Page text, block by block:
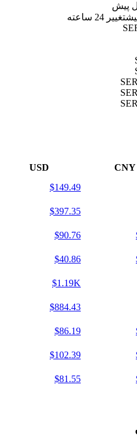
تغییر 24 ساعته
CNY
USD
$149.49
$397.35
$90.76
$40.86
$1.19K
$884.43
$86.19
$102.39
$81.55